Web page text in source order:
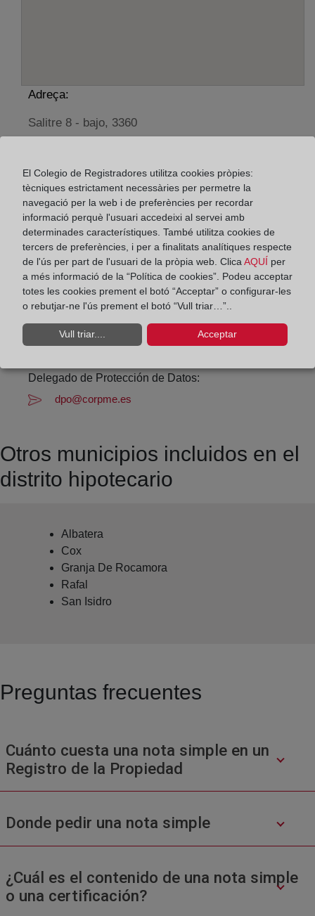
Adreça:
Salitre 8 - bajo, 3360
De lunes a viernes de 09:00 a 17:00 horas
Agosto: De lunes a viernes de 09:00 a 14:00 horas
Los días 24 y 31 de diciembre de 09:00 a 14:00
horas
Datos de contacto:
(96) 531 20 04
Datos del Registrador:
Delegado de Protección de Datos:
dpo@corpme.es
Otros municipios incluidos en el
distrito hipotecario
Albatera
Cox
Granja De Rocamora
Rafal
San Isidro
Preguntas frecuentes
Cuánto cuesta una nota simple en un
Registro de la Propiedad
Donde pedir una nota simple
¿Cuál es el contenido de una nota simple
o una certificación?
El Colegio de Registradores utilitza cookies pròpies:
tècniques estrictament necessàries per permetre la
navegació per la web i de preferències per recordar
informació perquè l'usuari accedeixi al servei amb
determinades característiques. També utilitza cookies de
tercers de preferències, i per a finalitats analítiques respecte
de l'ús per part de l'usuari de la pròpia web. Clica AQUÍ per
a més informació de la “Política de cookies”. Podeu acceptar
totes les cookies prement el botó “Acceptar” o configurar-les
o rebutjar-ne l'ús prement el botó “Vull triar…”..
Vull triar.... Acceptar